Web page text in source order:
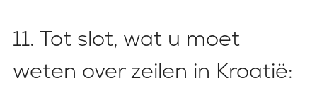
11. Tot slot, wat u moet
weten over zeilen in Kroatië: